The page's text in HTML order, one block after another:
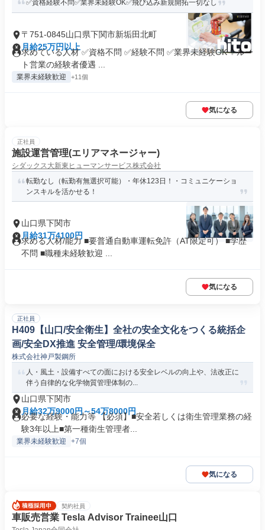
✅資格経験不問✅業界未経験OK✅飛び込み新規開拓一切なし
〒751-0845山口県下関市新垢田北町
月給25万円以上
求めている人材 ✅資格不問 ✅経験不問 ✅業界未経験OK ✨ルー
ト営業の経験者優遇 ...
業界未経験歓迎 +11個
気になる
正社員
施設運営管理(エリアマネージャー)
シダックス大新東ヒューマンサービス株式会社
転勤なし（転勤有無選択可能）・年休123日！・コミュニケーショ
ンスキルを活かせる！
山口県下関市
月給31万4100円
求める人材/能力 ■要普通自動車運転免許（AT限定可） ■学歴
不問 ■職種未経験歓迎 ...
気になる
正社員
H409【山口/安全衛生】全社の安全文化をつくる統括企
画/安全DX推進 安全管理/環境保全
株式会社神戸製鋼所
人・風土・設備すべての面における安全レベルの向上や、法改正に
伴う自律的な化学物質管理体制の...
山口県下関市
月給32万9000円～54万8000円
必要な経験・能力等 【必須】■安全若しくは衛生管理業務の経
験3年以上■第一種衛生管理者...
業界未経験歓迎 +7個
気になる
契約社員
車販売営業 Tesla Advisor Trainee山口